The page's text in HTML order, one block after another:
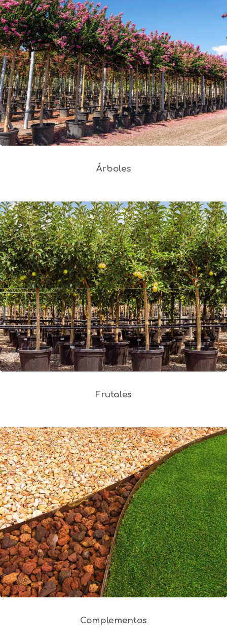
Árboles
Frutales
Complementos